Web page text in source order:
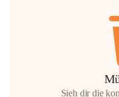
Sieh dir die